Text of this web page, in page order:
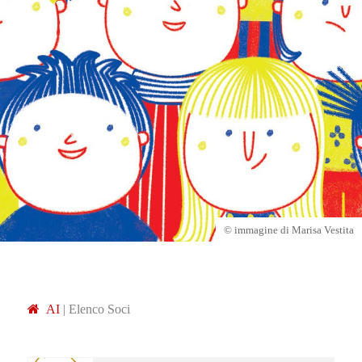
© immagine di Marisa Vestita
AI | Elenco Soci